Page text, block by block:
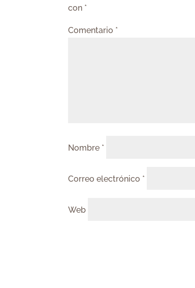
con *
Comentario *
Nombre *
Correo electrónico *
Web